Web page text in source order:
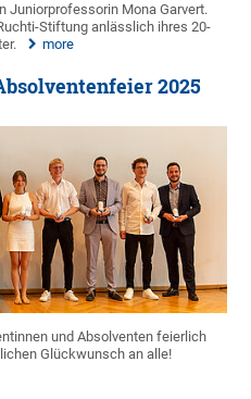
Juniorprofessorin Mona Garvert.
Stiftung anlässlich ihres 20-
more
2025
und Absolventen feierlich
Glückwunsch an alle!